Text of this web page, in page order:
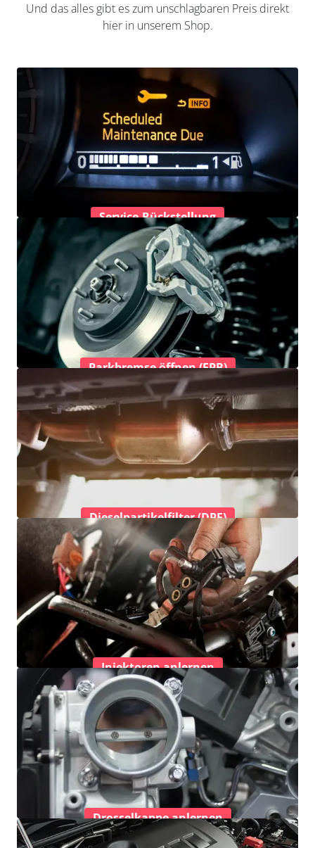
Und das alles gibt es zum unschlagbaren Preis direkt
hier in unserem Shop.
Service-Rückstellung
Parkbremse öffnen (EPB)
Dieselpartikelfilter (DPF)
Injektoren anlernen
Drosselkappe anlernen